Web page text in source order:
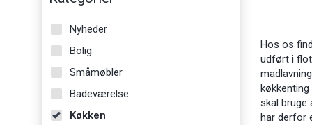
Nyheder
Bolig
Småmøbler
Badeværelse
Køkken
Hos os
udført i flot
skal bruge
har derfor